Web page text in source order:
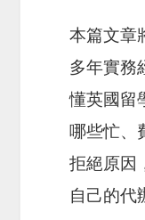
本篇文章
多年實務
懂英國留
哪些忙、
拒絕原因
自己的代